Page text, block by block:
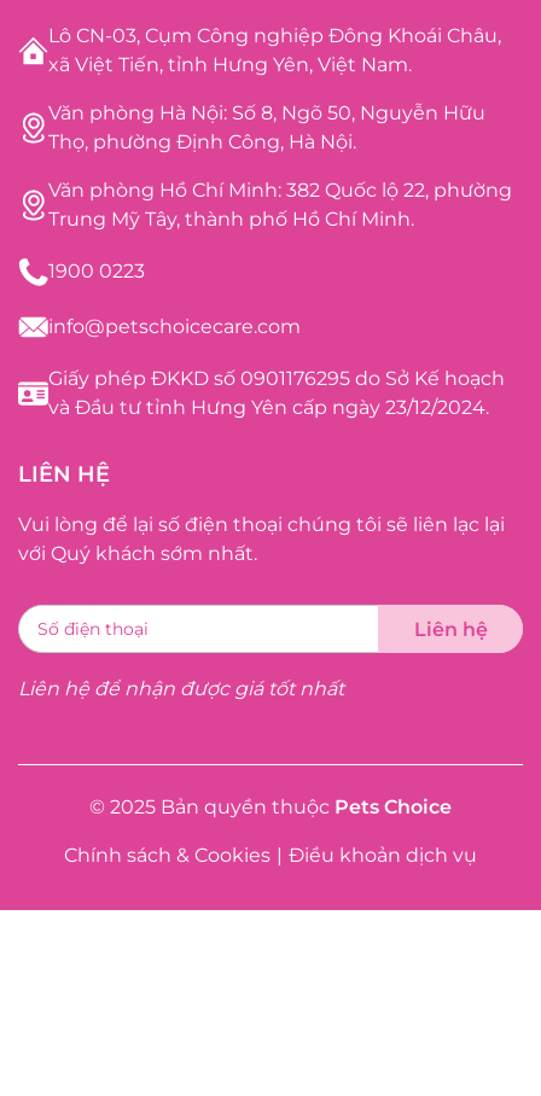
Lô CN-03, Cụm Công nghiệp Đông Khoái Châu,
xã Việt Tiến, tỉnh Hưng Yên, Việt Nam.
Văn phòng Hà Nội: Số 8, Ngõ 50, Nguyễn Hữu
Thọ, phường Định Công, Hà Nội.
Văn phòng Hồ Chí Minh: 382 Quốc lộ 22, phường
Trung Mỹ Tây, thành phố Hồ Chí Minh.
1900 0223
info@petschoicecare.com
Giấy phép ĐKKD số 0901176295 do Sở Kế hoạch
và Đầu tư tỉnh Hưng Yên cấp ngày 23/12/2024.
LIÊN HỆ
Vui lòng để lại số điện thoại chúng tôi sẽ liên lạc lại
với Quý khách sớm nhất.
Liên hệ để nhận được giá tốt nhất
© 2025 Bản quyền thuộc Pets Choice
Chính sách & Cookies Điều khoản dịch vụ